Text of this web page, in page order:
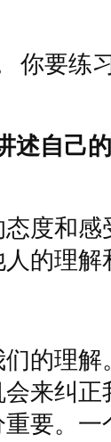
你要练
自己
度和
的理解
的理
来纠
要。